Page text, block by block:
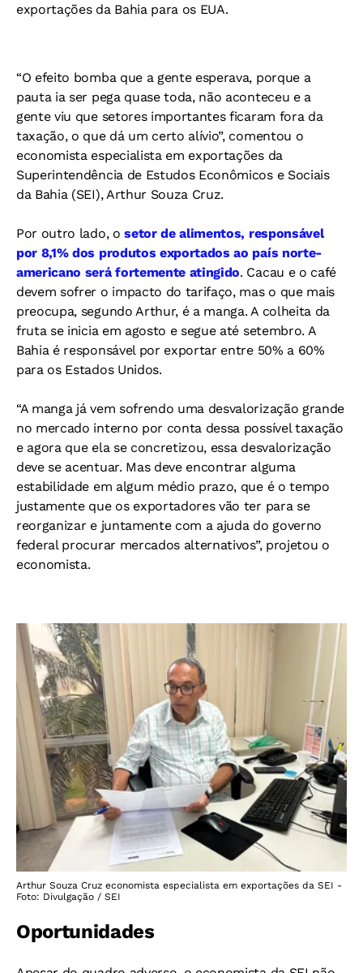
exportações da Bahia para os EUA.
“O efeito bomba que a gente esperava, porque a
pauta ia ser pega quase toda, não aconteceu e a
gente viu que setores importantes ficaram fora da
taxação, o que dá um certo alívio”, comentou o
economista especialista em exportações da
Superintendência de Estudos Econômicos e Sociais
da Bahia (SEI), Arthur Souza Cruz.
Por outro lado, o setor de alimentos, responsável
por 8,1% dos produtos exportados ao país norte-
americano será fortemente atingido. Cacau e o café
devem sofrer o impacto do tarifaço, mas o que mais
preocupa, segundo Arthur, é a manga. A colheita da
fruta se inicia em agosto e segue até setembro. A
Bahia é responsável por exportar entre 50% a 60%
para os Estados Unidos.
“A manga já vem sofrendo uma desvalorização grande
no mercado interno por conta dessa possível taxação
e agora que ela se concretizou, essa desvalorização
deve se acentuar. Mas deve encontrar alguma
estabilidade em algum médio prazo, que é o tempo
justamente que os exportadores vão ter para se
reorganizar e juntamente com a ajuda do governo
federal procurar mercados alternativos”, projetou o
economista.
Arthur Souza Cruz economista especialista em exportações da SEI -
Foto: Divulgação / SEI
Oportunidades